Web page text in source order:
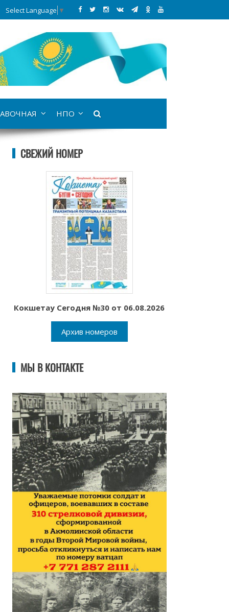
Select Language ▼
НПО
СВЕЖИЙ НОМЕР
Кокшетау Сегодня №30 от 06.08.2026
Архив номеров
МЫ В КОНТАКТЕ